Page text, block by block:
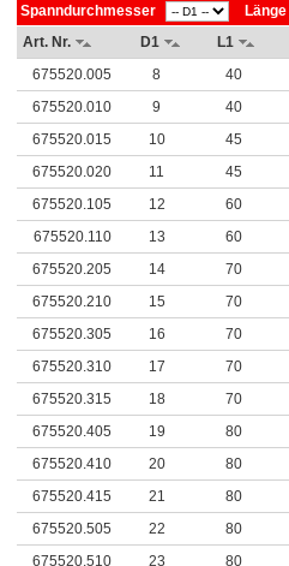
Spanndurchmesser
Länge
Art. Nr.
D1
L1
675520.005
8
40
675520.010
9
40
675520.015
10
45
675520.020
11
45
675520.105
12
60
675520.110
13
60
675520.205
14
70
675520.210
15
70
675520.305
16
70
675520.310
17
70
675520.315
18
70
675520.405
19
80
675520.410
20
80
675520.415
21
80
675520.505
22
80
675520.510
23
80